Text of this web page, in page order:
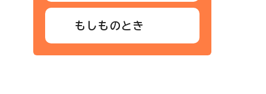
もしものとき